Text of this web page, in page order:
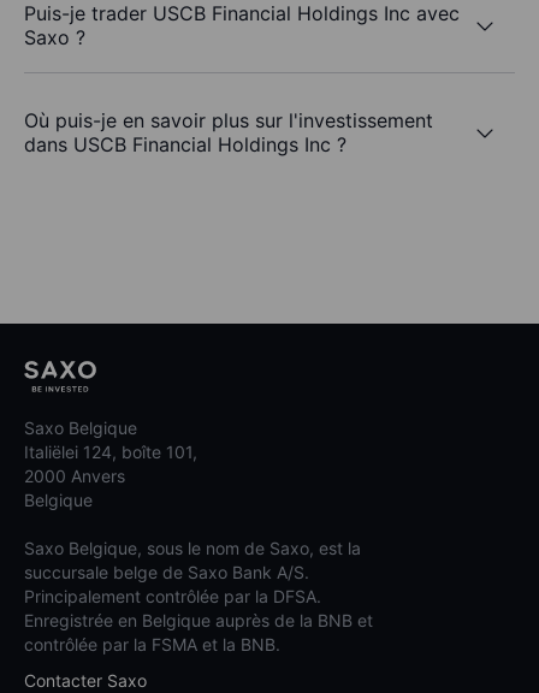
Puis-je trader USCB Financial Holdings Inc avec
Saxo ?
Où puis-je en savoir plus sur l'investissement
dans USCB Financial Holdings Inc ?
Saxo Belgique
Italiëlei 124, boîte 101,
2000 Anvers
Belgique
Saxo Belgique, sous le nom de Saxo, est la
succursale belge de Saxo Bank A/S.
Principalement contrôlée par la DFSA.
Enregistrée en Belgique auprès de la BNB et
contrôlée par la FSMA et la BNB.
Contacter Saxo